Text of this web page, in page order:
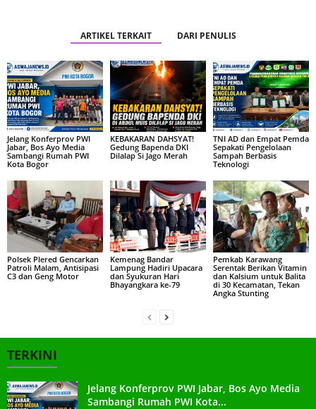
ARTIKEL TERKAIT DARI PENULIS
Jelang Konferprov PWI
Jabar, Bos Ayo Media
Sambangi Rumah PWI
Kota Bogor
KEBAKARAN DAHSYAT!
Gedung Bapenda DKI
Dilalap Si Jago Merah
TNI AD dan Empat Pemda
Sepakati Pengelolaan
Sampah Berbasis
Teknologi
Polsek Plered Gencarkan
Patroli Malam, Antisipasi
C3 dan Geng Motor
Kemenag Bandar
Lampung Hadiri Upacara
dan Syukuran Hari
Bhayangkara ke-79
Pemkab Karawang
Serentak Berikan Vitamin
dan Kalsium untuk Balita
di 30 Kecamatan, Tekan
Angka Stunting
TERKINI
Jelang Konferprov PWI Jabar, Bos Ayo Media
Sambangi Rumah PWI Kota...